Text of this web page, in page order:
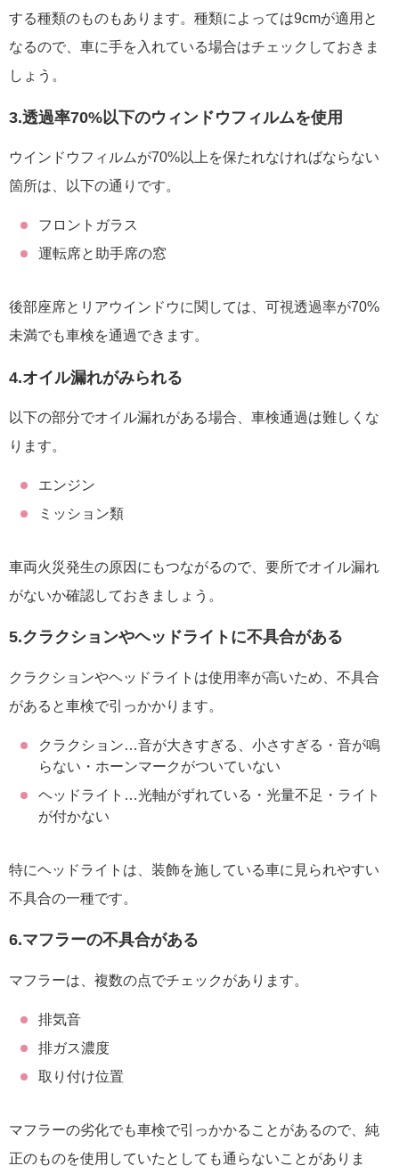
する種類のものもあります。種類によっては9cmが適用と
なるので、車に手を入れている場合はチェックしておきま
しょう。
3.透過率70%以下のウィンドウフィルムを使用
ウインドウフィルムが70%以上を保たれなければならない
箇所は、以下の通りです。
フロントガラス
運転席と助手席の窓
後部座席とリアウインドウに関しては、可視透過率が70%
未満でも車検を通過できます。
4.オイル漏れがみられる
以下の部分でオイル漏れがある場合、車検通過は難しくな
ります。
エンジン
ミッション類
車両火災発生の原因にもつながるので、要所でオイル漏れ
がないか確認しておきましょう。
5.クラクションやヘッドライトに不具合がある
クラクションやヘッドライトは使用率が高いため、不具合
があると車検で引っかかります。
クラクション…音が大きすぎる、小さすぎる・音が鳴
らない・ホーンマークがついていない
ヘッドライト…光軸がずれている・光量不足・ライト
が付かない
特にヘッドライトは、装飾を施している車に見られやすい
不具合の一種です。
6.マフラーの不具合がある
マフラーは、複数の点でチェックがあります。
排気音
排ガス濃度
取り付け位置
マフラーの劣化でも車検で引っかかることがあるので、純
正のものを使用していたとしても通らないことがありま